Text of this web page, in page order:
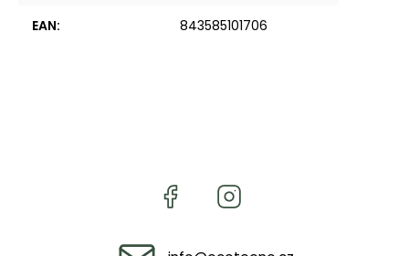
EAN: 843585101706